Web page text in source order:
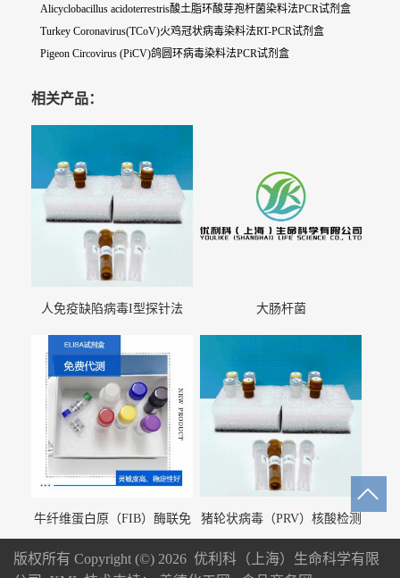
Alicyclobacillus acidoterrestris酸土脂环酸芽孢杆菌染料法PCR试剂盒
Turkey Coronavirus(TCoV)火鸡冠状病毒染料法RT-PCR试剂盒
Pigeon Circovirus (PiCV)鸽圆环病毒染料法PCR试剂盒
相关产品：
人免疫缺陷病毒I型探针法
大肠杆菌
牛纤维蛋白原（FIB）酶联免
疫分析试剂盒
猪轮状病毒（PRV）核酸检测
试剂盒（荧光 PCR 法）
版权所有 Copyright (©) 2026 优利科（上海）生命科学有限